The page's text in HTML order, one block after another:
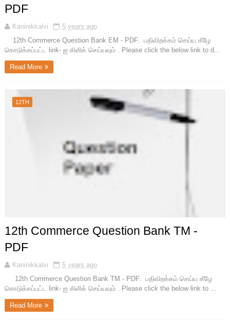
PDF
Kaninikkalvi
5 years ago
12th Commerce Question Bank EM - PDF. பதிவிறக்கம் செய்ய கீழே
கொடுக்கப்பட்ட link- ஐ கிளிக் செய்யவும் . Please click the below link to d...
Read More
12TH
12th Commerce Question Bank TM -
PDF
Kaninikkalvi
5 years ago
12th Commerce Question Bank TM - PDF. பதிவிறக்கம் செய்ய கீழே
கொடுக்கப்பட்ட link- ஐ கிளிக் செய்யவும் . Please click the below link to ...
Read More